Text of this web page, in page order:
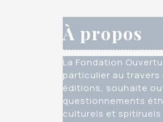
À propos
La Fondation
particulier au travers
éditions, souhaite
questionnements
culturels et spitiruels